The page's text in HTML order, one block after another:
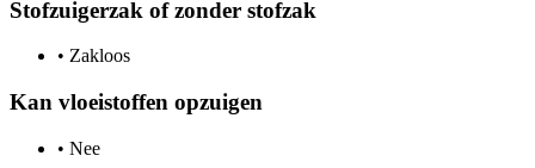
Stofzuigerzak of zonder stofzak
• Zakloos
Kan vloeistoffen opzuigen
• Nee